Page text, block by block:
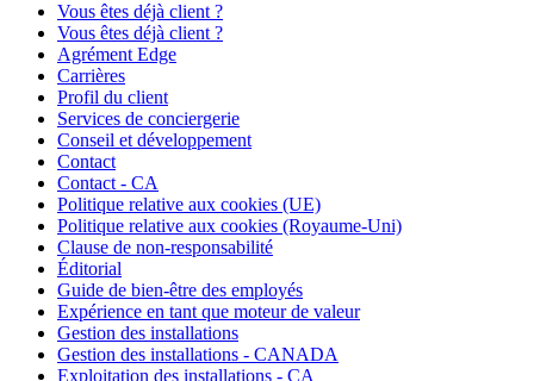
Vous êtes déjà client ?
Vous êtes déjà client ?
Agrément Edge
Carrières
Profil du client
Services de conciergerie
Conseil et développement
Contact
Contact - CA
Politique relative aux cookies (UE)
Politique relative aux cookies (Royaume-Uni)
Clause de non-responsabilité
Éditorial
Guide de bien-être des employés
Expérience en tant que moteur de valeur
Gestion des installations
Gestion des installations - CANADA
Exploitation des installations - CA